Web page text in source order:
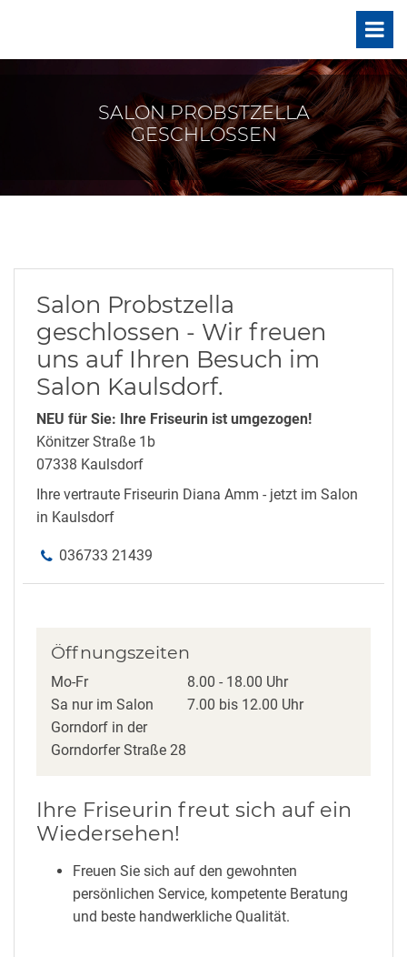
SALON PROBSTZELLA
GESCHLOSSEN
Salon Probstzella
geschlossen - Wir freuen
uns auf Ihren Besuch im
Salon Kaulsdorf.
NEU für Sie: Ihre Friseurin ist umgezogen!
Könitzer Straße 1b
07338 Kaulsdorf
Ihre vertraute Friseurin Diana Amm - jetzt im Salon
in Kaulsdorf
036733 21439
Öffnungszeiten
Mo-Fr
8.00 - 18.00 Uhr
Sa nur im Salon
Gorndorf in der
Gorndorfer Straße 28
7.00 bis 12.00 Uhr
Ihre Friseurin freut sich auf ein
Wiedersehen!
Freuen Sie sich auf den gewohnten
persönlichen Service, kompetente Beratung
und beste handwerkliche Qualität.